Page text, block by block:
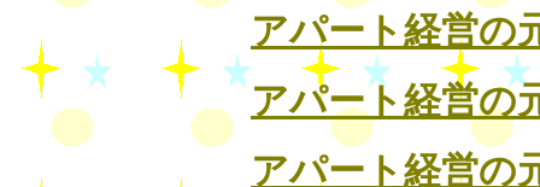
アパート経営の
アパート経営の
アパート経営の